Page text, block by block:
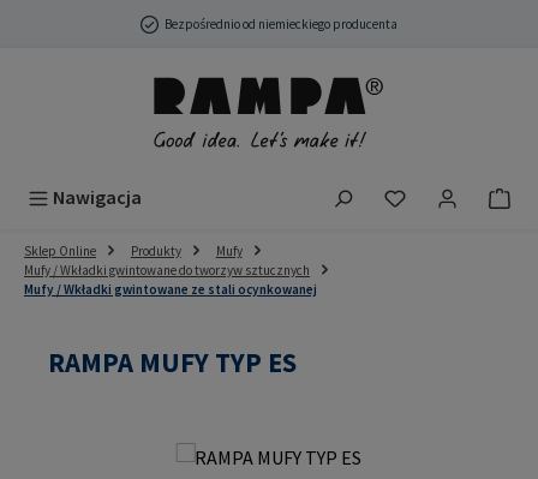
Przejdź do głównej zawartościBezpośrednio od niemieckiego producenta
Nawigacja Masz 0
Sklep Online Produkty
Mufy
Mufy / Wkładki gwintowane do tworzyw sztucznych
Mufy / Wkładki gwintowane ze stali ocynkowanej
RAMPA MUFY TYP ES
Pomiń galerię zdjęć